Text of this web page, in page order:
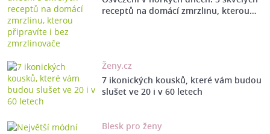
receptů na domácí zmrzlinu, kterou…
Ženy.cz
7 ikonických kousků, které vám budou
slušet ve 20 i v 60 letech
Blesk pro ženy